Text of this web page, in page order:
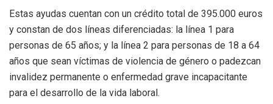
Estas ayudas cuentan con un crédito total de 395.000 euros
y constan de dos líneas diferenciadas: la línea 1 para
personas de 65 años; y la línea 2 para personas de 18 a 64
años que sean víctimas de violencia de género o padezcan
invalidez permanente o enfermedad grave incapacitante
para el desarrollo de la vida laboral.